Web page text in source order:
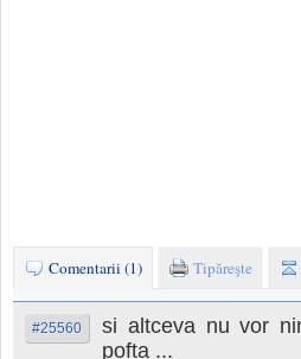
Comentarii (1) Tipăreşte
#25560
si altceva nu vor
pofta ...